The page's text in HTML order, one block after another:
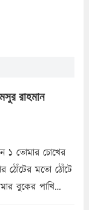
রাহমান
১ তোমার চোখের
ঠোঁটের মতো ঠোঁটে
বুকের পাখি